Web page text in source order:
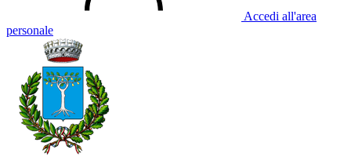
Accedi all'area
personale